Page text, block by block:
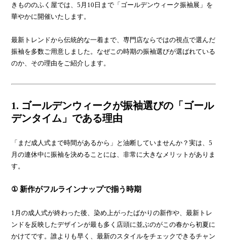
きもののふく屋では、5月10日まで「ゴールデンウィーク振袖展」を
華やかに開催いたします。
最新トレンドから伝統的な一着まで、専門店ならではの視点で選んだ
振袖を多数ご用意しました。なぜこの時期の振袖選びが選ばれている
のか、その理由をご紹介します。
1. ゴールデンウィークが振袖選びの「ゴール
デンタイム」である理由
「まだ成人式まで時間があるから」と油断していませんか？実は、5
月の連休中に振袖を決めることには、非常に大きなメリットがありま
す。
① 新作がフルラインナップで揃う時期
1月の成人式が終わった後、染め上がったばかりの新作や、最新トレ
ンドを反映したデザインが最も多く店頭に並ぶのがこの春から初夏に
かけてです。誰よりも早く、最新のスタイルをチェックできるチャン